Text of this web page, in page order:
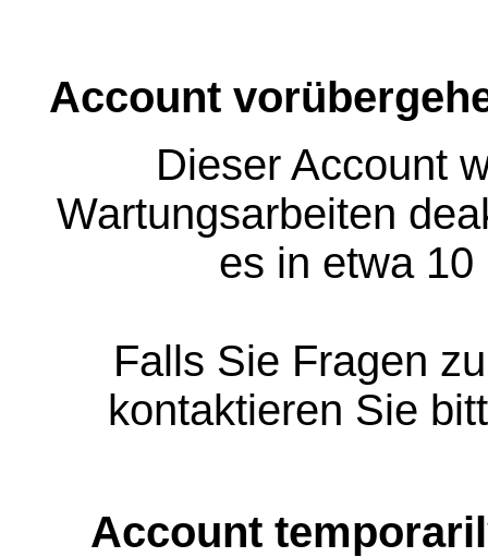
Account
Dieser Account
Wartungsarbeiten
es in etwa
Falls Sie Fragen
kontaktieren Sie
Account